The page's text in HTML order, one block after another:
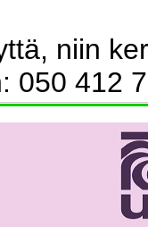
niin
050 412